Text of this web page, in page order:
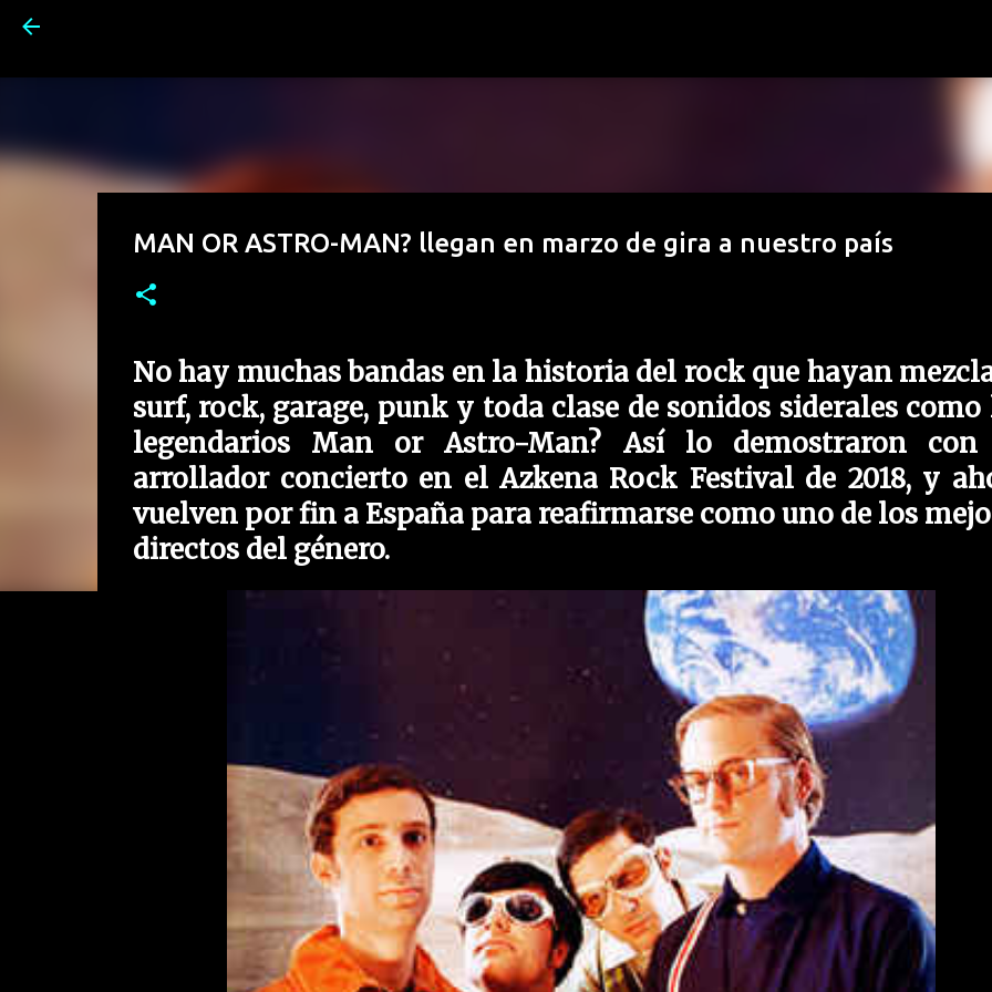
MAN OR ASTRO-MAN? llegan en marzo de gira a nuestro país
No hay muchas bandas en la historia del rock que hayan
surf, rock, garage, punk y toda clase de sonidos siderales como
legendarios Man or Astro-Man? Así lo demostraron con
arrollador concierto en el Azkena Rock Festival de 2018, y
vuelven por fin a España para reafirmarse como uno de los
directos del género.